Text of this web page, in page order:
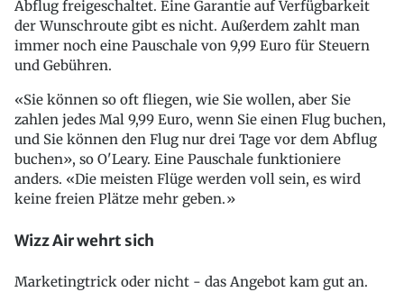
Abflug freigeschaltet. Eine Garantie auf Verfügbarkeit
der Wunschroute gibt es nicht. Außerdem zahlt man
immer noch eine Pauschale von 9,99 Euro für Steuern
und Gebühren.
«Sie können so oft fliegen, wie Sie wollen, aber Sie
zahlen jedes Mal 9,99 Euro, wenn Sie einen Flug buchen,
und Sie können den Flug nur drei Tage vor dem Abflug
buchen», so O'Leary. Eine Pauschale funktioniere
anders. «Die meisten Flüge werden voll sein, es wird
keine freien Plätze mehr geben.»
Wizz Air wehrt sich
Marketingtrick oder nicht - das Angebot kam gut an.